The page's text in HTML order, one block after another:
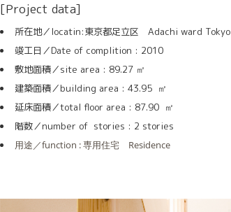
[Project data]
所在地／locatin:東京都足立区 Adachi ward Tokyo
竣工日／Date of complition : 2010
敷地面積／site area : 89.27 ㎡
建築面積／building area : 43.95 ㎡
延床面積／total floor area : 87.90 ㎡
階数／number of stories : 2 stories
用途／function : 専用住宅 Residence